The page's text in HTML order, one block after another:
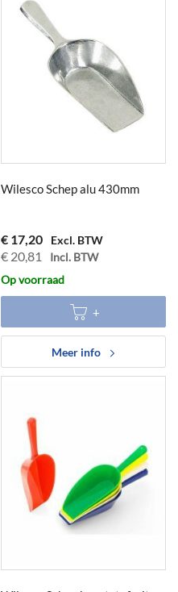
Wilesco Schep alu 430mm
€ 20,81
€ 17,20
Meer info
Op voorraad